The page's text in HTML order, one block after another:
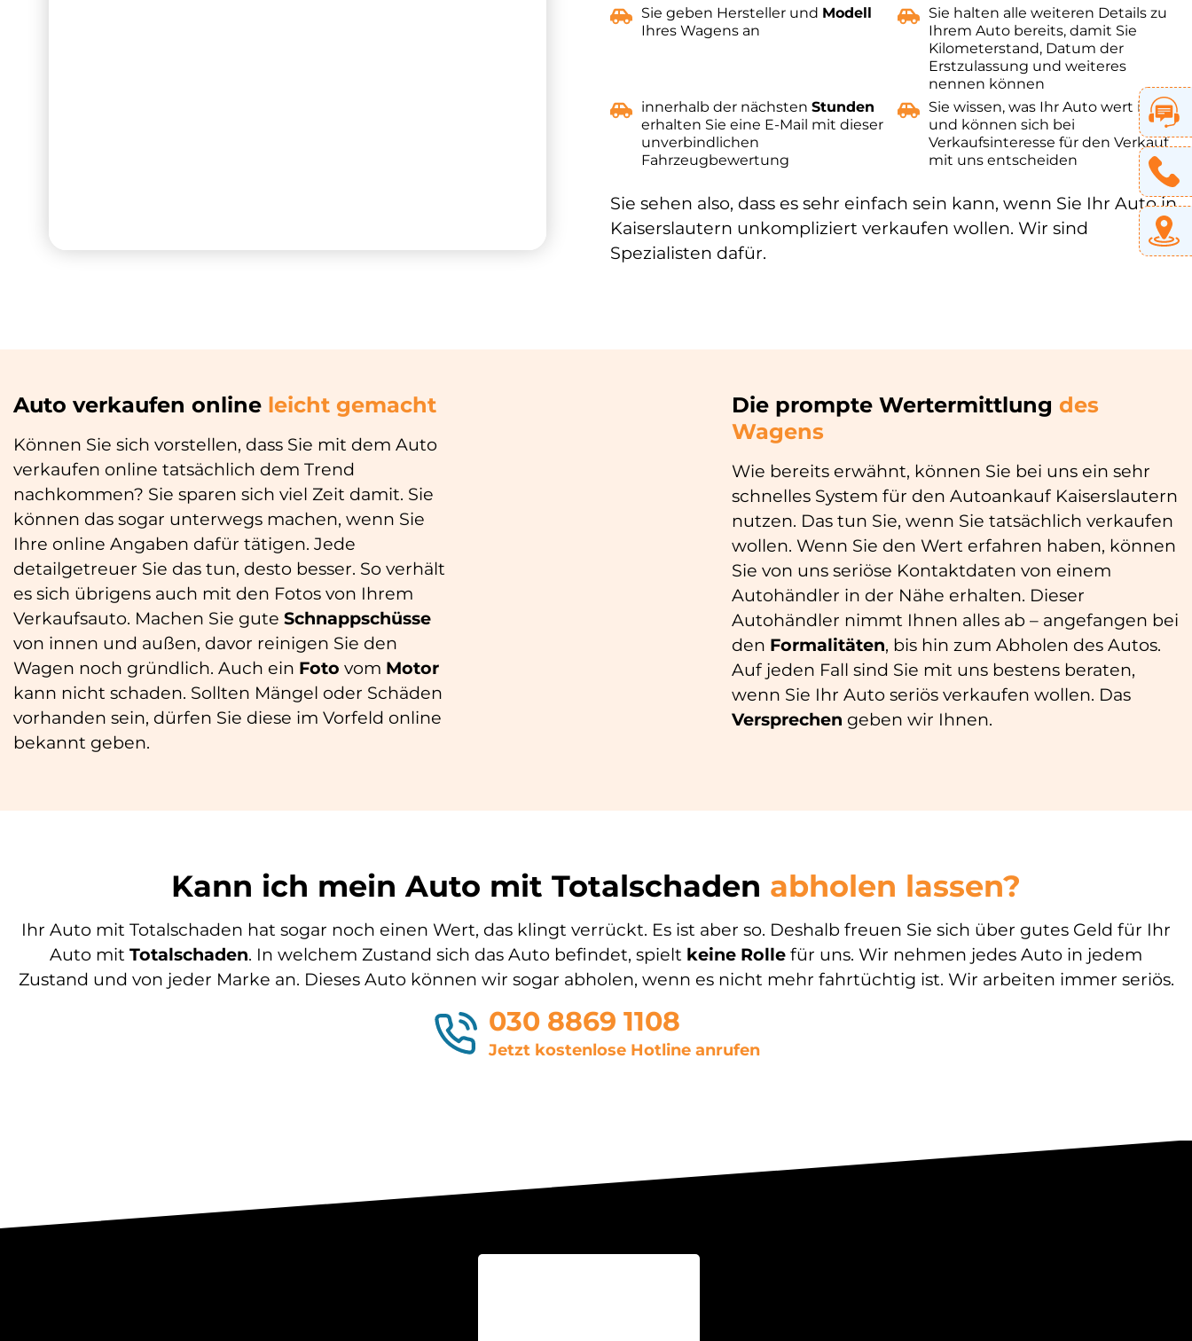
Sie geben Hersteller und Modell
Ihres Wagens an
Sie halten alle weiteren Details zu
Ihrem Auto bereits, damit Sie
Kilometerstand, Datum der
Erstzulassung und weiteres
nennen können
innerhalb der nächsten Stunden
erhalten Sie eine E-Mail mit dieser
unverbindlichen
Fahrzeugbewertung
Sie wissen, was Ihr Auto wert ist
und können sich bei
Verkaufsinteresse für den Verkauf
mit uns entscheiden
Sie sehen also, dass es sehr einfach sein kann, wenn Sie Ihr Auto in
Kaiserslautern unkompliziert verkaufen wollen. Wir sind
Spezialisten dafür.
Auto verkaufen online leicht gemacht
Können Sie sich vorstellen, dass Sie mit dem Auto
verkaufen online tatsächlich dem Trend
nachkommen? Sie sparen sich viel Zeit damit. Sie
können das sogar unterwegs machen, wenn Sie
Ihre online Angaben dafür tätigen. Jede
detailgetreuer Sie das tun, desto besser. So verhält
es sich übrigens auch mit den Fotos von Ihrem
Verkaufsauto. Machen Sie gute Schnappschüsse
von innen und außen, davor reinigen Sie den
Wagen noch gründlich. Auch ein Foto vom Motor
kann nicht schaden. Sollten Mängel oder Schäden
vorhanden sein, dürfen Sie diese im Vorfeld online
bekannt geben.
Die prompte Wertermittlung des
Wagens
Wie bereits erwähnt, können Sie bei uns ein sehr
schnelles System für den Autoankauf Kaiserslautern
nutzen. Das tun Sie, wenn Sie tatsächlich verkaufen
wollen. Wenn Sie den Wert erfahren haben, können
Sie von uns seriöse Kontaktdaten von einem
Autohändler in der Nähe erhalten. Dieser
Autohändler nimmt Ihnen alles ab – angefangen bei
den Formalitäten, bis hin zum Abholen des Autos.
Auf jeden Fall sind Sie mit uns bestens beraten,
wenn Sie Ihr Auto seriös verkaufen wollen. Das
Versprechen geben wir Ihnen.
Kann ich mein Auto mit Totalschaden abholen lassen?
Ihr Auto mit Totalschaden hat sogar noch einen Wert, das klingt verrückt. Es ist aber so. Deshalb freuen Sie sich über gutes Geld für Ihr
Auto mit Totalschaden. In welchem Zustand sich das Auto befindet, spielt keine Rolle für uns. Wir nehmen jedes Auto in jedem
Zustand und von jeder Marke an. Dieses Auto können wir sogar abholen, wenn es nicht mehr fahrtüchtig ist. Wir arbeiten immer seriös.
030 8869 1108
Jetzt kostenlose Hotline anrufen